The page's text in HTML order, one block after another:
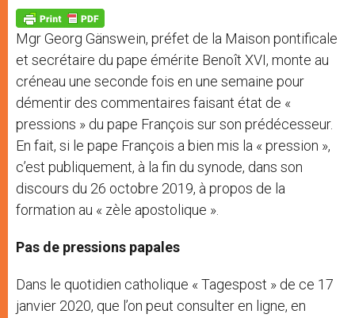
p
p
g
e
r
o
k
Mgr Georg Gänswein, préfet de la Maison pontificale
et secrétaire du pape émérite Benoît XVI, monte au
créneau une seconde fois en une semaine pour
démentir des commentaires faisant état de «
pressions » du pape François sur son prédécesseur.
En fait, si le pape François a bien mis la « pression »,
c’est publiquement, à la fin du synode, dans son
discours du 26 octobre 2019, à propos de la
formation au « zèle apostolique ».
Pas de pressions papales
Dans le quotidien catholique « Tagespost » de ce 17
janvier 2020, que l’on peut consulter en ligne, en